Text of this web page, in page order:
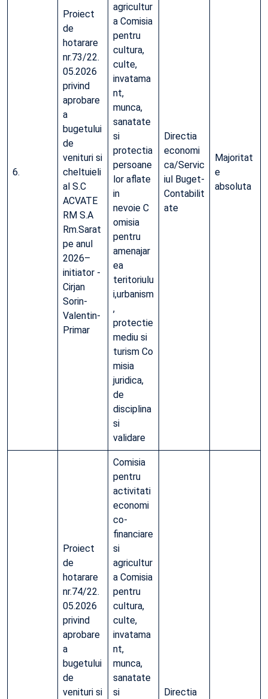
6.
Proiect
de
hotarare
nr.73/22.
05.2026
privind
aprobare
a
bugetului
de
venituri si
cheltuieli
al S.C
ACVATE
RM S.A
Rm.Sarat
pe anul
2026–
initiator -
Cirjan
Sorin-
Valentin-
Primar
agricultur
a Comisia
pentru
cultura,
culte,
invatama
nt,
munca,
sanatate
si
protectia
persoane
lor aflate
in
nevoie C
omisia
pentru
amenajar
ea
teritoriulu
i,urbanism
,
protectie
mediu si
turism Co
misia
juridica,
de
disciplina
si
validare
Directia
economi
ca/Servic
iul Buget-
Contabilit
ate
Majoritat
e
absoluta
Proiect
de
hotarare
nr.74/22.
05.2026
privind
aprobare
a
bugetului
de
venituri si
Comisia
pentru
activitati
economi
co-
financiare
si
agricultur
a Comisia
pentru
cultura,
culte,
invatama
nt,
munca,
sanatate
si
Directia